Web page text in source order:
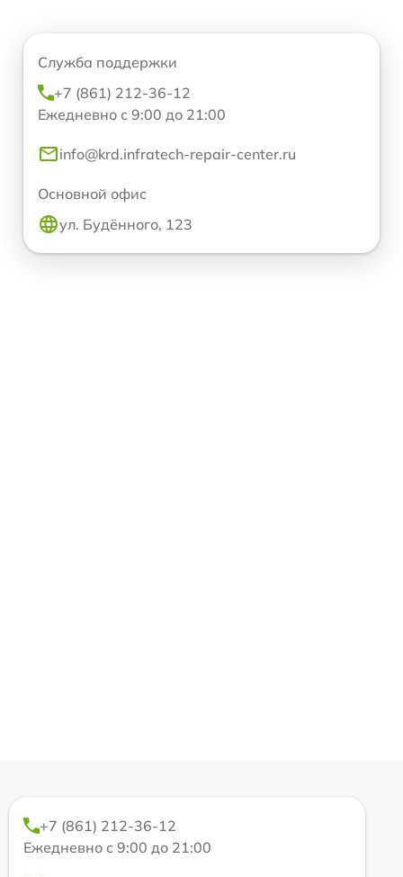
Служба поддержки
+7 (861) 212-36-12
Ежедневно с 9:00 до 21:00
info@krd.infratech-repair-center.ru
Основной офис
ул. Будённого, 123
+7 (861) 212-36-12
Ежедневно с 9:00 до 21:00